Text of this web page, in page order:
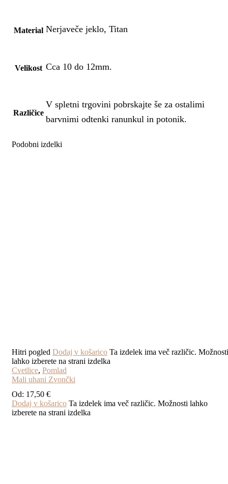
Material Nerjaveče jeklo, Titan
Velikost Cca 10 do 12mm.
Različice
V spletni trgovini pobrskajte še za ostalimi
barvnimi odtenki ranunkul in potonik.
Podobni izdelki
Hitri pogled Dodaj v košarico Ta izdelek ima več različic. Možnosti
lahko izberete na strani izdelka
Cvetlice, Pomlad
Mali uhani Zvončki
Od: 17,50 €
Dodaj v košarico Ta izdelek ima več različic. Možnosti lahko
izberete na strani izdelka